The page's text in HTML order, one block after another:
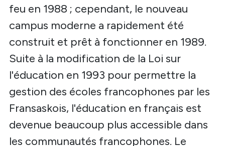
feu en 1988 ; cependant, le nouveau
campus moderne a rapidement été
construit et prêt à fonctionner en 1989.
Suite à la modification de la Loi sur
l'éducation en 1993 pour permettre la
gestion des écoles francophones par les
Fransaskois, l'éducation en français est
devenue beaucoup plus accessible dans
les communautés francophones. Le